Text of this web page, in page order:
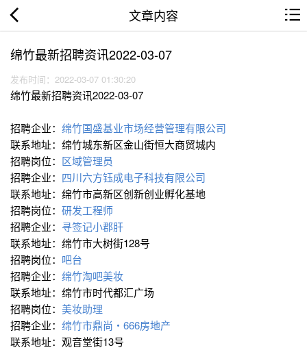
文章内容
绵竹最新招聘资讯2022-03-07
发布时间：2022-03-07 01:30:20
绵竹最新招聘资讯2022-03-07
招聘企业： 绵竹国盛基业市场经营管理有限公司
联系地址：绵竹城东新区金山街恒大商贸城内
招聘岗位： 区域管理员
招聘企业： 四川六方钰成电子科技有限公司
联系地址：绵竹市高新区创新创业孵化基地
招聘岗位： 研发工程师
招聘企业： 寻签记小郡肝
联系地址：绵竹市大树街128号
招聘岗位： 吧台
招聘企业： 绵竹淘吧美妆
联系地址：绵竹市时代都汇广场
招聘岗位： 美妆助理
招聘企业： 绵竹市鼎尚・666房地产
联系地址：观音堂街13号